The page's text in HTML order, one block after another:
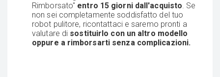
Rimborsato" entro 15 giorni dall'acquisto. Se
non sei completamente soddisfatto del tuo
robot pulitore, ricontattaci e saremo pronti a
valutare di sostituirlo con un altro modello
oppure a rimborsarti senza complicazioni.